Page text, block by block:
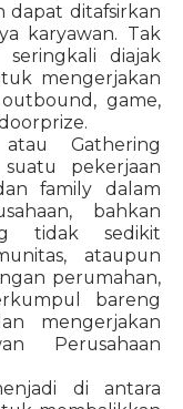
dapat ditafsirkan
karyawan. Tak
diajak
mengerjakan
game,
Gathering
pekerjaan
family dalam
bahkan
tidak sedikit
ataupun
perumahan,
bareng
mengerjakan
Perusahaan
di antara